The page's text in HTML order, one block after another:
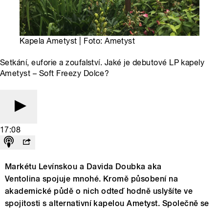
Kapela Ametyst | Foto: Ametyst
Setkání, euforie a zoufalství. Jaké je debutové LP kapely
Ametyst – Soft Freezy Dolce?
17:08
Markétu Levínskou a Davida Doubka aka
Ventolina spojuje mnohé. Kromě působení na
akademické půdě o nich odteď hodně uslyšíte ve
spojitosti s alternativní kapelou Ametyst. Společně se